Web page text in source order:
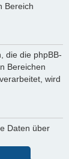
Bereich
die die phpBB-
Bereichen
wird
Daten über